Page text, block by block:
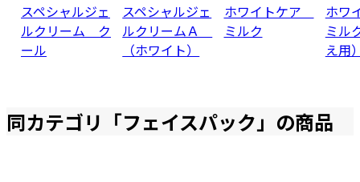
スペシャルジェ
ルクリーム ク
ール
スペシャルジェ
ルクリームＡ
（ホワイト）
ホワイトケア
ミルク
ホワ
ミル
え用
同カテゴリ「フェイスパック 」の商品